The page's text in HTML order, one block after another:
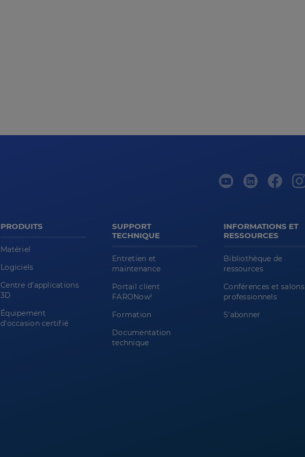
PRODUITS
Matériel
Logiciels
Centre d'applications
3D
Équipement
d'occasion certifié
SUPPORT
TECHNIQUE
Entretien et
maintenance
Portail client
FARONow!
Formation
Documentation
technique
INFORMATIONS ET
RESSOURCES
Bibliothèque de
ressources
Conférences et salons
professionnels
S'abonner